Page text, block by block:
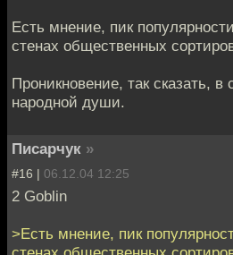
Есть мнение, пик
стенах общественных
Проникновение, так сказать,
народной души.
Писарчук »
#16 | 06.12.04 12:25
2 Goblin
>Есть мнение, пик